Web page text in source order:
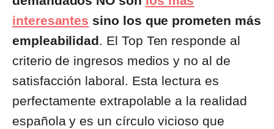
interesantes sino los que prometen más
empleabilidad. El Top Ten responde al
criterio de ingresos medios y no al de
satisfacción laboral. Esta lectura es
perfectamente extrapolable a la realidad
española y es un círculo vicioso que